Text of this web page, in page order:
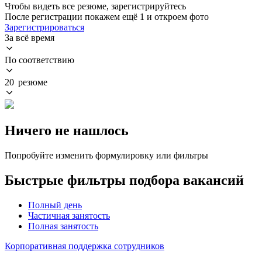
Чтобы видеть все резюме, зарегистрируйтесь
После регистрации покажем ещё 1 и откроем фото
Зарегистрироваться
За всё время
По соответствию
20 резюме
Ничего не нашлось
Попробуйте изменить формулировку или фильтры
Быстрые фильтры подбора вакансий
Полный день
Частичная занятость
Полная занятость
Корпоративная поддержка сотрудников